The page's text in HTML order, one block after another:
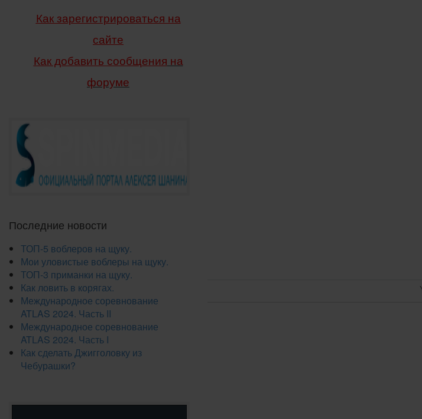
Как зарегистрироваться на
сайте
Как добавить сообщения на
форуме
Последние новости
ТОП-5 воблеров на щуку.
Мои уловистые воблеры на щуку.
ТОП-3 приманки на щуку.
Как ловить в корягах.
Международное соревнование
ATLAS 2024. Часть II
Международное соревнование
ATLAS 2024. Часть I
Как сделать Джигголовку из
Чебурашки?